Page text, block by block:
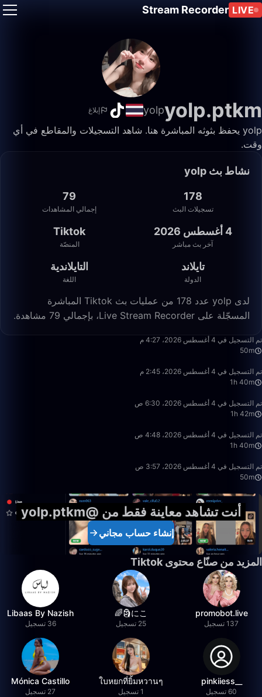
LIVE
Stream Recorder
yolp.ptkm
yolp إبلاغ
yolp يحفظ بثوثه المباشرة هنا. شاهد التسجيلات والمقاطع في أي
وقت.
نشاط بث yolp
178
تسجيلات البث
79
إجمالي المشاهدات
4 أغسطس 2026
آخر بث مباشر
Tiktok
المنصّة
تايلاند
الدولة
التايلاندية
اللغة
لدى yolp عدد 178 من عمليات بث Tiktok المباشرة
المسجّلة على Live Stream Recorder، بإجمالي 79 مشاهدة.
تم التسجيل في 4 أغسطس 2026، 4:27 م
50m
1:39:59
تم التسجيل في 4 أغسطس 2026، 2:45 م
1h 40m
1:42:50
تم التسجيل في 4 أغسطس 2026، 6:30 ص
1h 42m
1:39:59
تم التسجيل في 4 أغسطس 2026، 4:48 ص
1h 40m
49:59
تم التسجيل في 4 أغسطس 2026، 3:57 ص
50m
أنت تشاهد معاينة فقط من @yolp.ptkm
إنشاء حساب مجاني
المزيد من صنّاع محتوى Tiktok
promobot.live
137 تسجيل
にこ🗿🌈
25 تسجيل
Libaas By Nazish
36 تسجيل
60 تسجيل
ใบหยกที่ยิ้มหวานๆ
1 تسجيل
Mónica Castillo
27 تسجيل